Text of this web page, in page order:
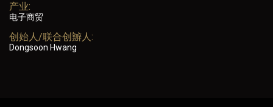
产业:
电子商贸
创始人/联合创辧人:
Dongsoon Hwang